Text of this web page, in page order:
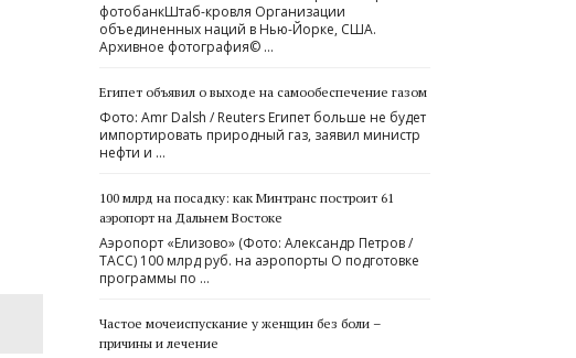
фотобанкШтаб-кровля Организации
объединенных наций в Нью-Йорке, США.
Архивное фотография© …
Египет объявил о выходе на самообеспечение газом
Фото: Amr Dalsh / Reuters Египет больше не будет
импортировать природный газ, заявил министр
нефти и …
100 млрд на посадку: как Минтранс построит 61
аэропорт на Дальнем Востоке
Аэропорт «Елизово» (Фото: Александр Петров /
ТАСС) 100 млрд руб. на аэропорты О подготовке
программы по …
Частое мочеиспускание у женщин без боли –
причины и лечение